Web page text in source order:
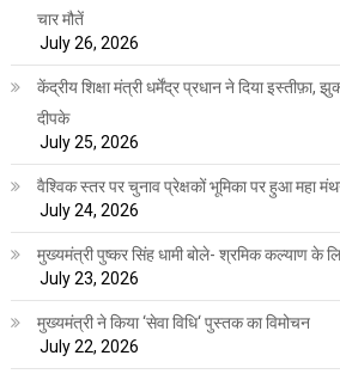
चार मौतें
July 26, 2026
केंद्रीय शिक्षा मंत्री धर्मेंद्र प्रधान ने दिया इस्तीफ़ा,
दीपके
July 25, 2026
वैश्विक स्तर पर चुनाव प्रेक्षकों भूमिका पर हुआ महा
July 24, 2026
मुख्यमंत्री पुष्कर सिंह धामी बोले- श्रमिक कल्याण के
July 23, 2026
मुख्यमंत्री ने किया ‘सेवा विधि‘ पुस्तक का विमोचन
July 22, 2026